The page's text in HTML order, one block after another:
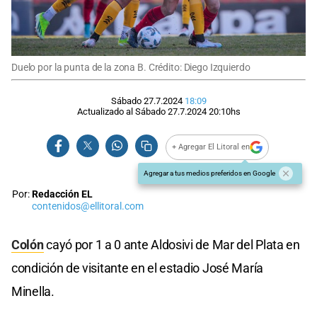
Duelo por la punta de la zona B. Crédito: Diego Izquierdo
Sábado 27.7.2024 18:09
Actualizado al Sábado 27.7.2024 20:10hs
+ Agregar El Litoral en
Agregar a tus medios preferidos en Google
Por:Redacción EL
contenidos@ellitoral.com
Colóncayó por 1 a 0 ante Aldosivi de Mar del Plata en
condición de visitante en el estadio José María
Minella.